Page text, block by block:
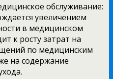
обслуживание:
увеличением
в медицинском
к росту затрат на
по медицинским
на содержание